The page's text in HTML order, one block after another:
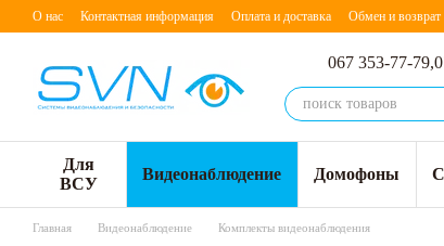
Перейти к основному контенту
О нас Контактная информация Оплата и доставка Обмен и возврат
067 353-77-79,
Для
ВСУ
Видеонаблюдение Домофоны
Главная Видеонаблюдение Комплекты видеонаблюдения